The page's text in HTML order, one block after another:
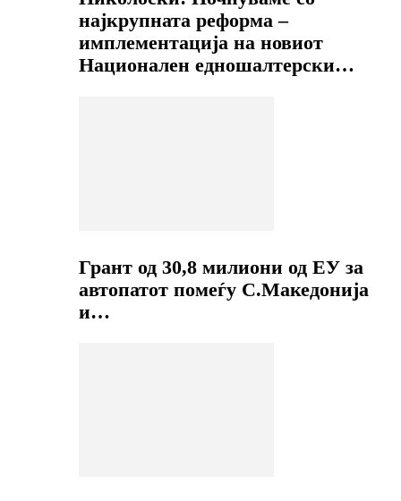
најкрупната реформа –
имплементација на новиот
Национален едношалтерски…
Грант од 30,8 милиони од ЕУ за
автопатот помеѓу С.Македонија
и…